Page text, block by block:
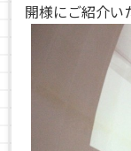
開様にご紹介い